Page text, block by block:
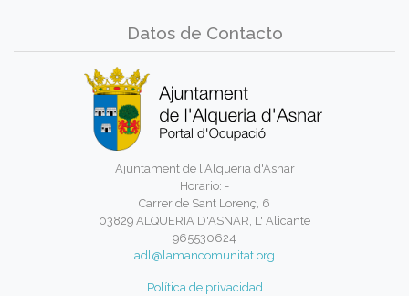
Datos de Contacto
Ajuntament de l'Alqueria d'Asnar
Horario: -
Carrer de Sant Lorenç, 6
03829 ALQUERIA D'ASNAR, L' Alicante
965530624
adl@lamancomunitat.org
Política de privacidad